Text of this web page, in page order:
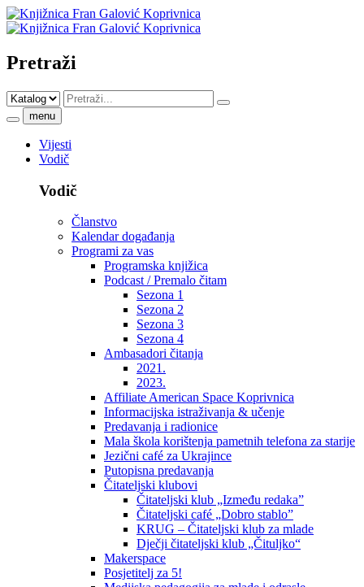
Pretraži
menu
Vijesti
Vodič
Vodič
Članstvo
Kalendar događanja
Programi za vas
Programska knjižica
Podcast / Premalo čitam
Sezona 1
Sezona 2
Sezona 3
Sezona 4
Ambasadori čitanja
2021.
2023.
Affiliate American Space Koprivnica
Informacijska istraživanja & učenje
Predavanja i radionice
Mala škola korištenja pametnih telefona za starije
Jezični café za Ukrajince
Putopisna predavanja
Čitateljski klubovi
Čitateljski klub „Između redaka”
Čitateljski café „Dobro stablo”
KRUG – Čitateljski klub za mlade
Dječji čitateljski klub „Čituljko“
Makerspace
Posjetitelj za 5!